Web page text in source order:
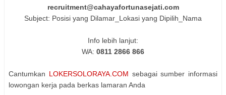
recruitment@cahayafortunasejati.com
Subject: Posisi yang Dilamar_Lokasi yang Dipilih_Nama
Info lebih lanjut:
WA: 0811 2866 866
Cantumkan LOKERSOLORAYA.COM sebagai sumber informasi
lowongan kerja pada berkas lamaran Anda